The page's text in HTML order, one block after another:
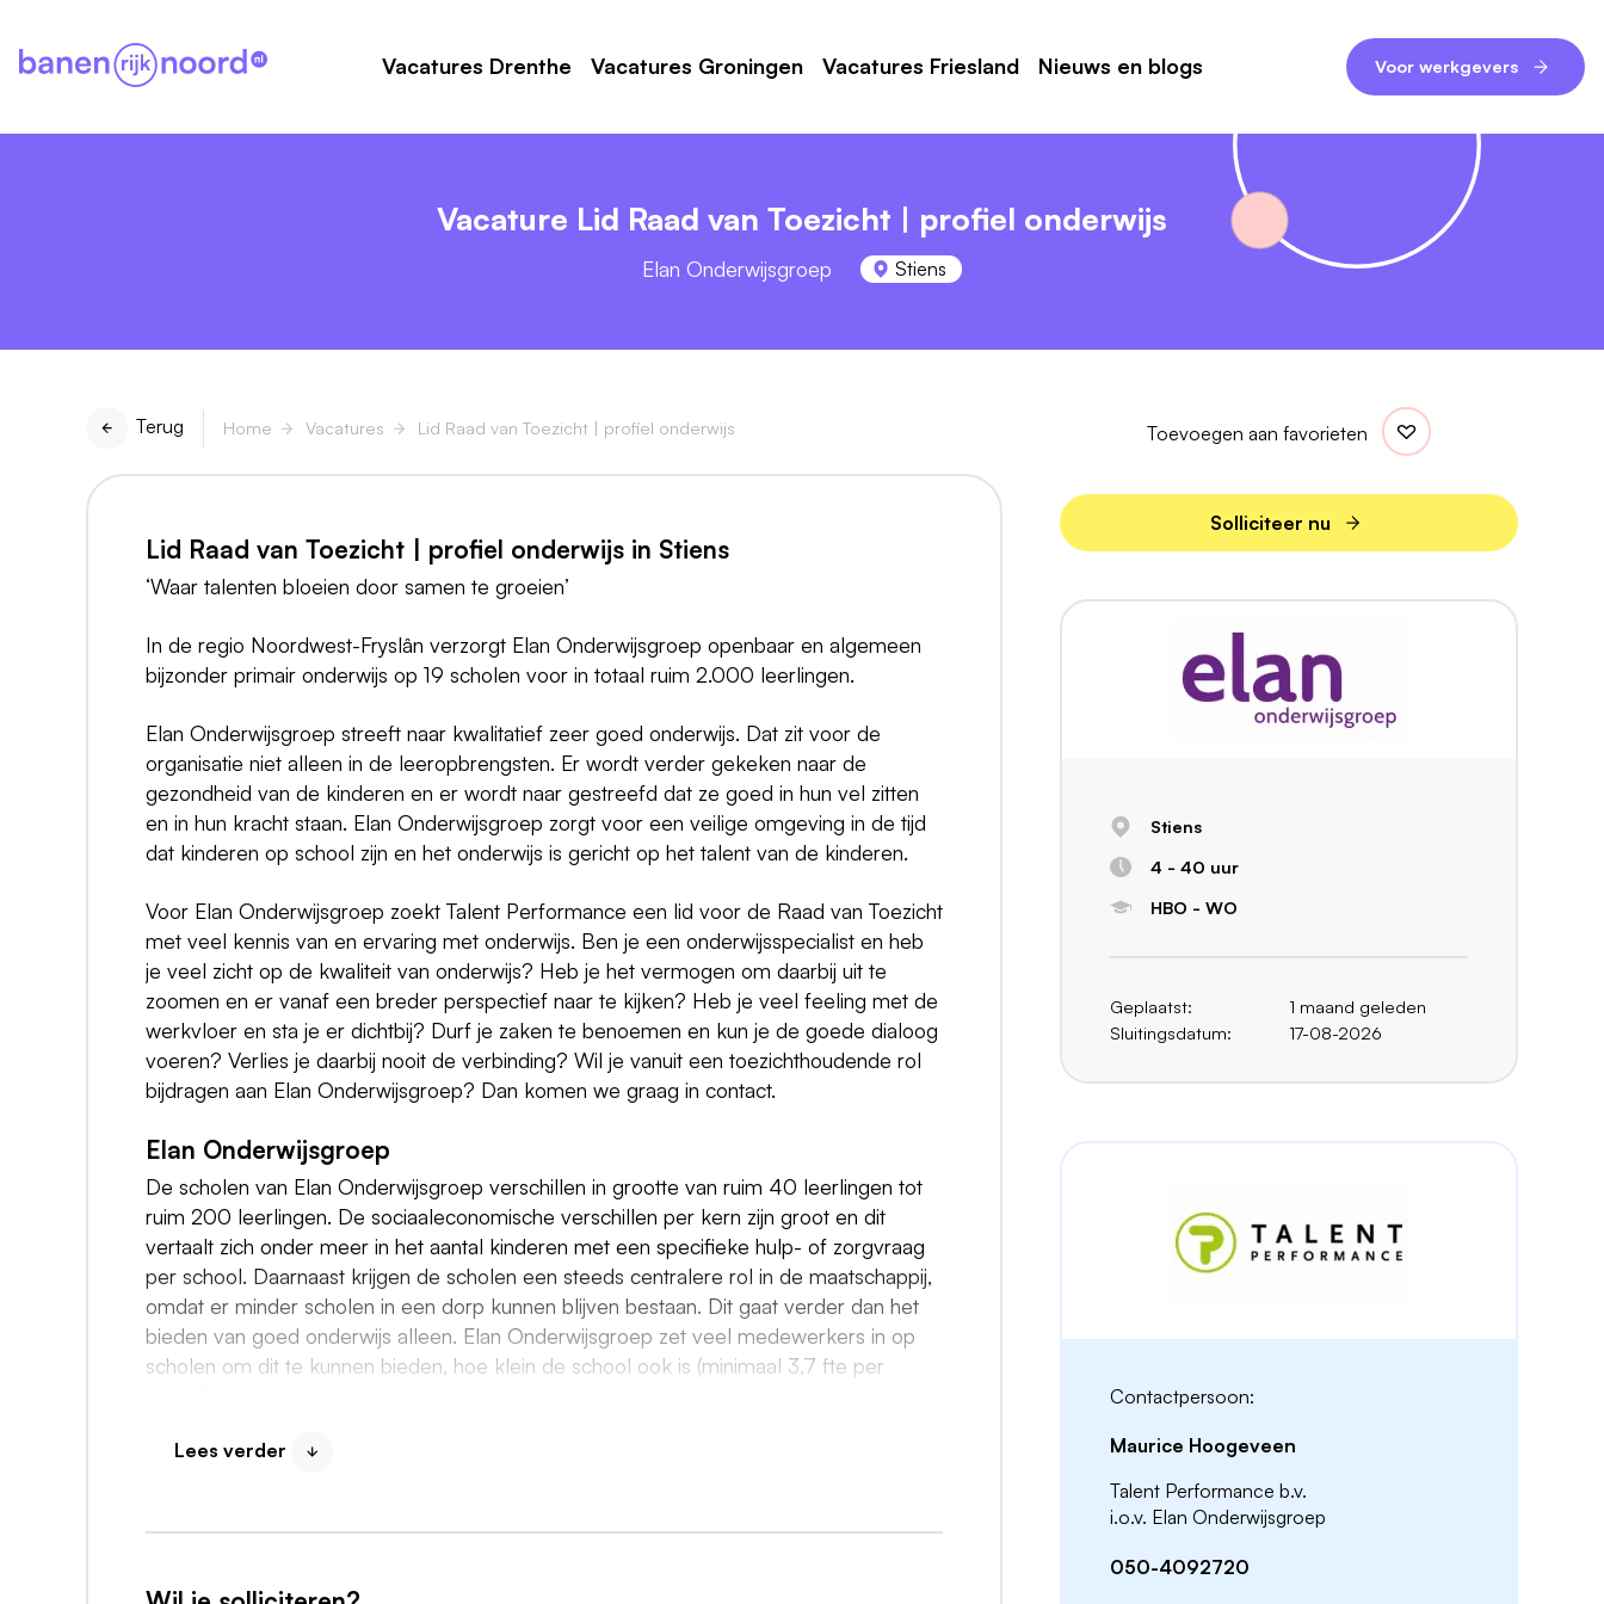
Vacatures Drenthe Vacatures Groningen Vacatures Friesland Nieuws en blogs Voor werkgevers
Vacature Lid Raad van Toezicht | profiel onderwijs
Elan Onderwijsgroep Stiens
Terug Home Vacatures Lid Raad van Toezicht | profiel onderwijs
Lid Raad van Toezicht | profiel onderwijs in Stiens
‘Waar talenten bloeien door samen te groeien’
In de regio Noordwest-Fryslân verzorgt Elan Onderwijsgroep openbaar en algemeen
bijzonder primair onderwijs op 19 scholen voor in totaal ruim 2.000 leerlingen.
Elan Onderwijsgroep streeft naar kwalitatief zeer goed onderwijs. Dat zit voor de
organisatie niet alleen in de leeropbrengsten. Er wordt verder gekeken naar de
gezondheid van de kinderen en er wordt naar gestreefd dat ze goed in hun vel zitten
en in hun kracht staan. Elan Onderwijsgroep zorgt voor een veilige omgeving in de tijd
dat kinderen op school zijn en het onderwijs is gericht op het talent van de kinderen.
Voor Elan Onderwijsgroep zoekt Talent Performance een lid voor de Raad van Toezicht
met veel kennis van en ervaring met onderwijs. Ben je een onderwijsspecialist en heb
je veel zicht op de kwaliteit van onderwijs? Heb je het vermogen om daarbij uit te
zoomen en er vanaf een breder perspectief naar te kijken? Heb je veel feeling met de
werkvloer en sta je er dichtbij? Durf je zaken te benoemen en kun je de goede dialoog
voeren? Verlies je daarbij nooit de verbinding? Wil je vanuit een toezichthoudende rol
bijdragen aan Elan Onderwijsgroep? Dan komen we graag in contact.
Elan Onderwijsgroep
De scholen van Elan Onderwijsgroep verschillen in grootte van ruim 40 leerlingen tot
ruim 200 leerlingen. De sociaaleconomische verschillen per kern zijn groot en dit
vertaalt zich onder meer in het aantal kinderen met een specifieke hulp- of zorgvraag
per school. Daarnaast krijgen de scholen een steeds centralere rol in de maatschappij,
omdat er minder scholen in een dorp kunnen blijven bestaan. Dit gaat verder dan het
bieden van goed onderwijs alleen. Elan Onderwijsgroep zet veel medewerkers in op
scholen om dit te kunnen bieden, hoe klein de school ook is (minimaal 3,7 fte per
Het streven van de organisatie om kwalitatief zeer goed onderwijs aan te bieden en
Lees verder
Toevoegen aan favorieten
Solliciteer nu
Stiens
4 - 40 uur
HBO - WO
Geplaatst:
1 maand geleden
Sluitingsdatum:
17-08-2026
Contactpersoon:
Maurice Hoogeveen
Talent Performance b.v.
i.o.v. Elan Onderwijsgroep
050-4092720